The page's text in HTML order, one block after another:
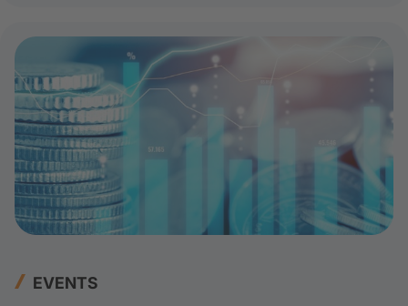
EVENTS